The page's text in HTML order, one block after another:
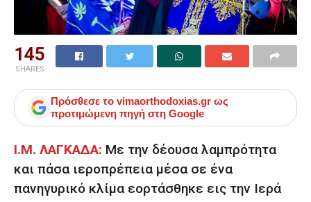
145
SHARES
Πρόσθεσε το vimaorthodoxias.gr ως
προτιμώμενη πηγή στη Google
Ι.Μ. ΛΑΓΚΑΔΑ: Με την δέουσα λαμπρότητα
και πάσα ιεροπρέπεια μέσα σε ένα
πανηγυρικό κλίμα εορτάσθηκε εις την Ιερά